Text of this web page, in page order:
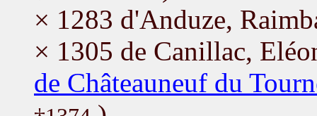
× 1283 d'Anduze,
× 1305 de Canillac,
de Châteauneuf du